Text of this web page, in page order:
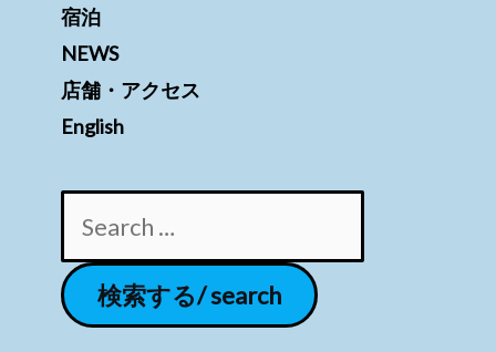
宿泊
NEWS
店舗・アクセス
English